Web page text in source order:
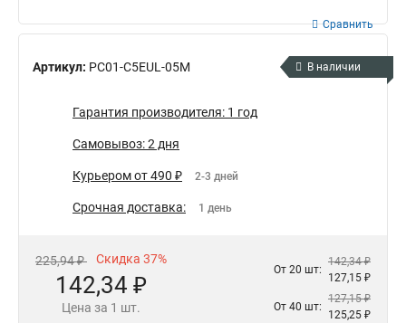
Артикул: PC01-C5EUL-05M
Сравнить
В наличии
Гарантия производителя: 1 год
Самовывоз: 2 дня
Курьером от 490 ₽ 2-3 дней
Срочная доставка: 1 день
225,94 ₽ Скидка 37%
142,34 ₽
Цена за 1 шт.
От 20 шт:
142,34 ₽
127,15 ₽
От 40 шт:
127,15 ₽
125,25 ₽